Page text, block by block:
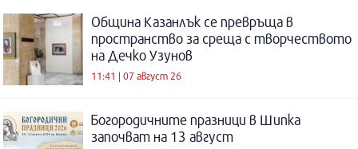
Община Казанлък се превръща в
пространство за среща с творчеството
на Дечко Узунов
11:41 | 07 август 26
Богородичните празници в Шипка
започват на 13 август